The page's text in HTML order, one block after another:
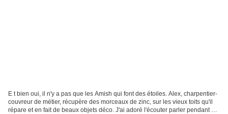
E t bien oui, il n'y a pas que les Amish qui font des étoiles. Alex, charpentier-
couvreur de métier, récupère des morceaux de zinc, sur les vieux toits qu'il
répare et en fait de beaux objets déco. J'ai adoré l'écouter parler pendant un